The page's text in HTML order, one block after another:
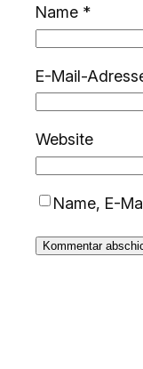
Name *
E-Mail-
Website
Name, E-